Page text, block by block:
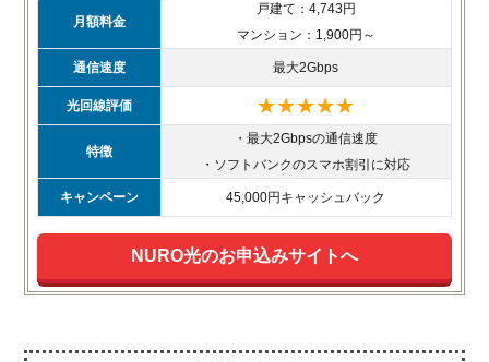
月額料金
戸建て：4,743円
マンション：1,900円～
通信速度 最大2Gbps
光回線評価 ★★★★★
特徴
・最大2Gbpsの通信速度
・ソフトバンクのスマホ割引に対応
キャンペーン 45,000円キャッシュバック
NURO光のお申込みサイトへ